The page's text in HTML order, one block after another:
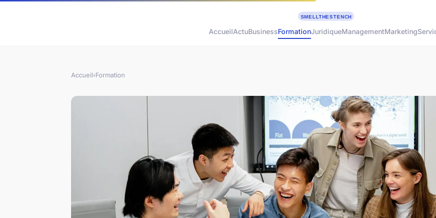
AccueilActuBusinessFormationJuridiqueManagementMarketing
Accueil›Formation